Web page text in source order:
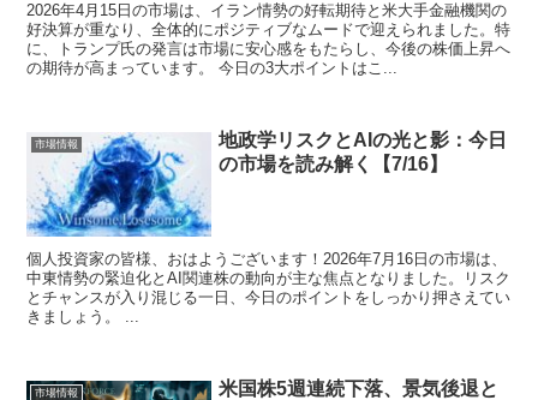
2026年4月15日の市場は、イラン情勢の好転期待と米大手金融機関の
好決算が重なり、全体的にポジティブなムードで迎えられました。特
に、トランプ氏の発言は市場に安心感をもたらし、今後の株価上昇へ
の期待が高まっています。 今日の3大ポイントはこ...
市場情報
地政学リスクとAIの光と影：今日
の市場を読み解く【7/16】
個人投資家の皆様、おはようございます！2026年7月16日の市場は、
中東情勢の緊迫化とAI関連株の動向が主な焦点となりました。リスク
とチャンスが入り混じる一日、今日のポイントをしっかり押さえてい
きましょう。 ...
市場情報
米国株5週連続下落、景気後退と